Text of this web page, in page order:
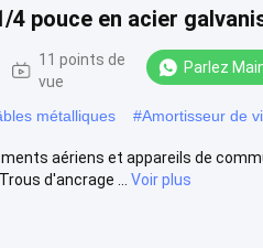
pouce en acier
11 points de
vue
Parlez
métalliques #Amortisseur de
aériens et appareils de
d'ancrage ...
Voir plus